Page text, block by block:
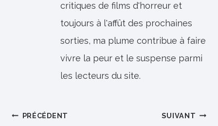
critiques de films d'horreur et
toujours à l'affût des prochaines
sorties, ma plume contribue à faire
vivre la peur et le suspense parmi
les lecteurs du site.
Navigation
PRÉCÉDENT SUIVANT